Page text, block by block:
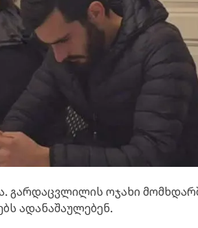
გარდაცვლილის ოჯახი
ადანაშაულებენ.